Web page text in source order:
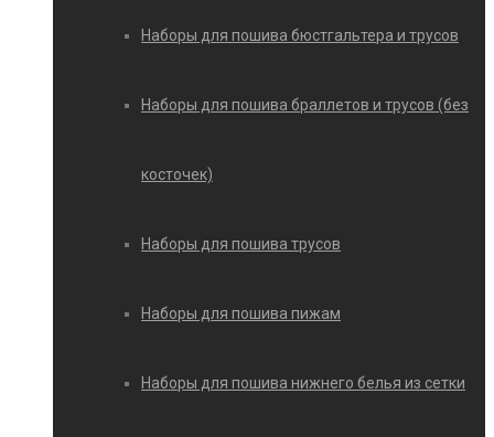
Наборы для пошива бюстгальтера и трусов
Наборы для пошива браллетов и трусов (без
косточек)
Наборы для пошива трусов
Наборы для пошива пижам
Наборы для пошива нижнего белья из сетки